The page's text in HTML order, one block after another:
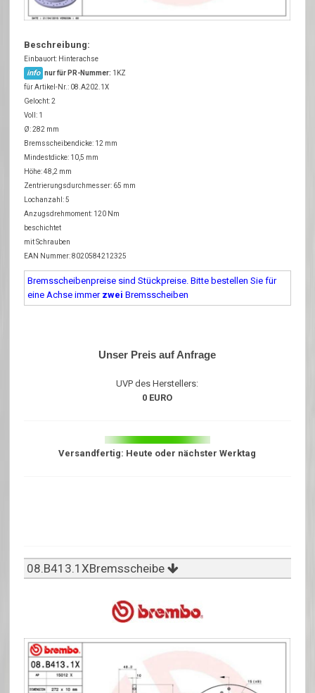
Beschreibung:
Einbauort: Hinterachse
info nur für PR-Nummer: 1KZ
für Artikel-Nr.: 08.A202.1X
Gelocht: 2
Voll: 1
Ø: 282 mm
Bremsscheibendicke: 12 mm
Mindestdicke: 10,5 mm
Höhe: 48,2 mm
Zentrierungsdurchmesser: 65 mm
Lochanzahl: 5
Anzugsdrehmoment: 120 Nm
beschichtet
mit Schrauben
EAN Nummer: 8020584212325
Bremsscheibenpreise sind Stückpreise. Bitte bestellen Sie für
eine Achse immer zwei Bremsscheiben
Unser Preis auf Anfrage
UVP des Herstellers:
0 EURO
Versandfertig: Heute oder nächster Werktag
08.B413.1XBremsscheibe